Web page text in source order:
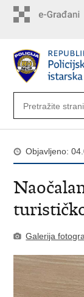
Objavljeno:
Galerija